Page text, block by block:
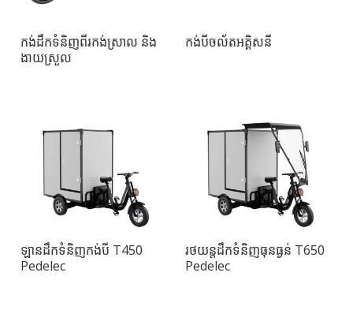
កង់ដឹកទំនិញពីរកង់ស្រាល និង
ងាយស្រួល
កង់បីចល័តអគ្គិសនី
ឡានដឹកទំនិញកង់បី T450
Pedelec
រថយន្តដឹកទំនិញធុនធ្ងន់ T650
Pedelec